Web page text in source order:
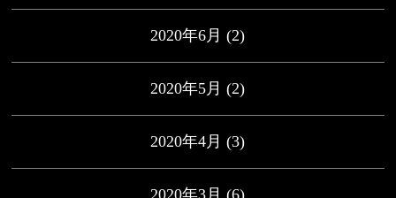
2020年6月 (2)
2020年5月 (2)
2020年4月 (3)
2020年3月 (6)